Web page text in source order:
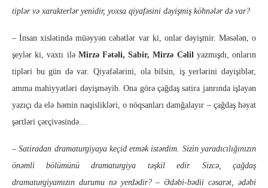
tiplər və xarakterlər yenidir, yoxsa qiyafəsini dəyişmiş köhnələr də var?
– İnsan xislətində müəyyən cəhətlər var ki, onlar dəyişmir. Məsələn, o
şeylər ki, vaxtı ilə Mirzə Fətəli, Sabir, Mirzə Cəlilyazmışdı, onların
tipləri bu gün də var. Qiyafələrini, ola bilsin, iş yerlərini dəyişiblər,
amma mahiyyətləri dəyişməyib. Ona görə çağdaş satira janrında işləyən
yazıçı da elə həmin naqislikləri, o nöqsanları damğalayır – çağdaş həyat
şərtləri çərçivəsində…
–Satiradan dramaturgiyaya keçid etmək istərdim. Sizin yaradıcılığınızın
önəmli bölümünü dramaturgiya təşkil edir. Sizcə, çağdaş
dramaturgiyamızın durumu nə yerdədir? – Ədəbi-bədii cəsarət, ədəbi